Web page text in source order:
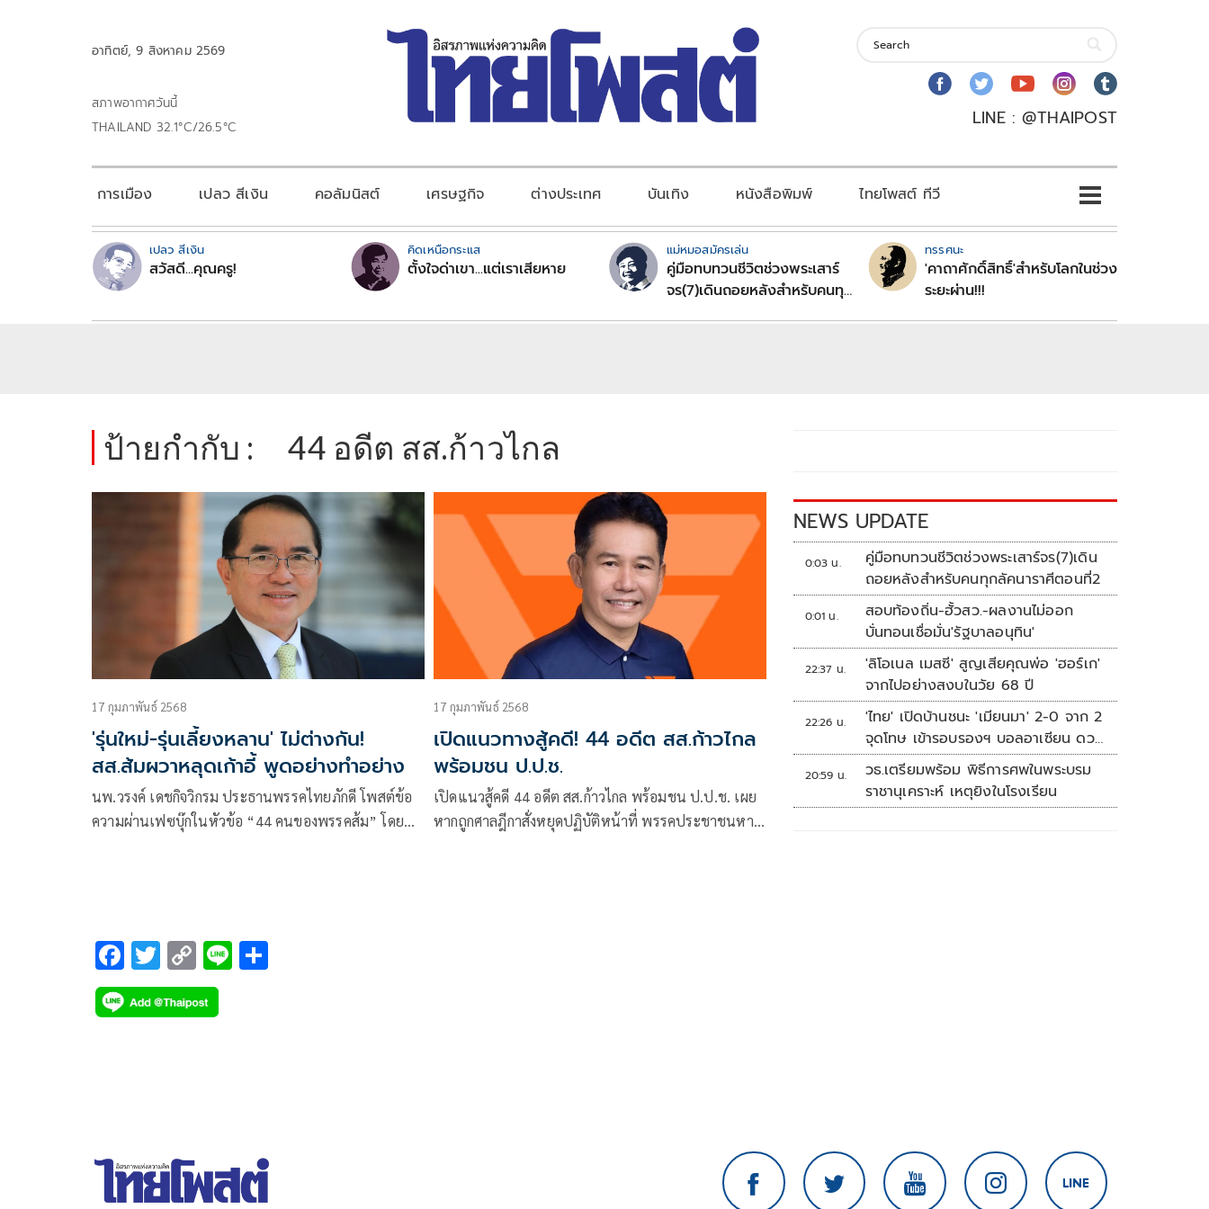
อาทิตย์, 9 สิงหาคม 2569
สภาพอากาศวันนี้
THAILAND 32.1°C/26.5°C
LINE : @THAIPOST
การเมือง เปลว สีเงิน คอลัมนิสต์ เศรษฐกิจ ต่างประเทศ บันเทิง หนังสือพิมพ์ ไทยโพสต์ ทีวี
เปลว สีเงิน
สวัสดี...คุณครู!
คิดเหนือกระแส
ตั้งใจด่าเขา...แต่เราเสียหาย
แม่หมอสมัครเล่น
คู่มือทบทวนชีวิตช่วงพระเสาร์
จร(7)เดินถอยหลังสำหรับคนทุก
ทรรศนะ
'คาถาศักดิ์สิทธิ์'สำหรับโลกในช่วง
ระยะผ่าน!!!
ป้ายกำกับ : 44 อดีต สส.ก้าวไกล
17 กุมภาพันธ์ 2568
'รุ่นใหม่-รุ่นเลี้ยงหลาน' ไม่ต่างกัน!
สส.ส้มผวาหลุดเก้าอี้ พูดอย่างทำอย่าง
นพ.วรงค์ เดชกิจวิกรม ประธานพรรคไทยภักดี โพสต์ข้อ
ความผ่านเฟซบุ๊กในหัวข้อ “44 คนของพรรคส้ม” โดย
17 กุมภาพันธ์ 2568
เปิดแนวทางสู้คดี! 44 อดีต สส.ก้าวไกล
พร้อมชน ป.ป.ช.
เปิดแนวสู้คดี 44 อดีต สส.ก้าวไกล พร้อมชน ป.ป.ช. เผย
หากถูกศาลฎีกาสั่งหยุดปฏิบัติหน้าที่ พรรคประชาชนหาย
F
ac
e
T
wi
tt
C
o
p
Li
NEWS UPDATE
0:03 น.
คู่มือทบทวนชีวิตช่วงพระเสาร์จร(7)เดิน
ถอยหลังสำหรับคนทุกลัคนาราศีตอนที่2
0:01 น.
สอบท้องถิ่น-ฮั้วสว.-ผลงานไม่ออก
บั่นทอนเชื่อมั่น'รัฐบาลอนุทิน'
22:37 น.
'ลิโอเนล เมสซี' สูญเสียคุณพ่อ 'ฮอร์เก'
จากไปอย่างสงบในวัย 68 ปี
22:26 น.
'ไทย' เปิดบ้านชนะ 'เมียนมา' 2-0 จาก 2
จุดโทษ เข้ารอบรองฯ บอลอาเซียน ดวล
'สิงคโปร์'
20:59 น.
วธ.เตรียมพร้อม พิธีการศพในพระบรม
ราชานุเคราะห์ เหตุยิงในโรงเรียน